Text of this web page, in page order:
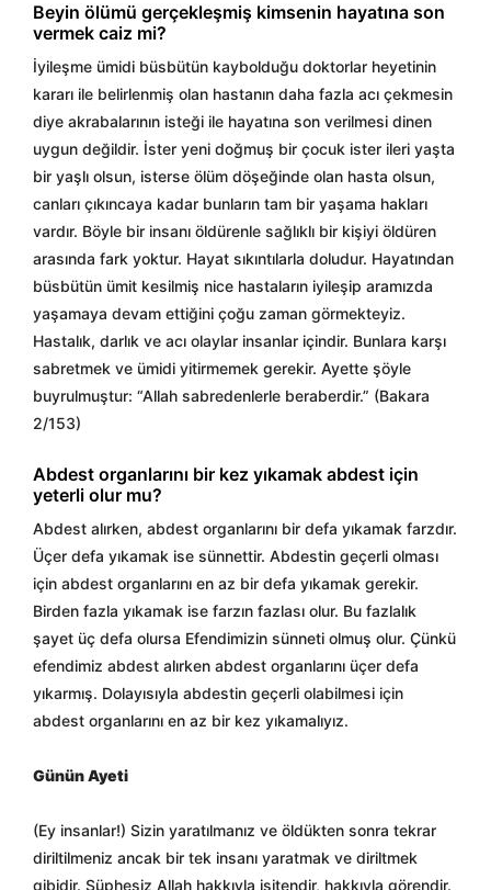
Beyin ölümü gerçekleşmiş kimsenin hayatına son
vermek caiz mi?
İyileşme ümidi büsbütün kaybolduğu doktorlar heyetinin
kararı ile belirlenmiş olan hastanın daha fazla acı çekmesin
diye akrabalarının isteği ile hayatına son verilmesi dinen
uygun değildir. İster yeni doğmuş bir çocuk ister ileri yaşta
bir yaşlı olsun, isterse ölüm döşeğinde olan hasta olsun,
canları çıkıncaya kadar bunların tam bir yaşama hakları
vardır. Böyle bir insanı öldürenle sağlıklı bir kişiyi öldüren
arasında fark yoktur. Hayat sıkıntılarla doludur. Hayatından
büsbütün ümit kesilmiş nice hastaların iyileşip aramızda
yaşamaya devam ettiğini çoğu zaman görmekteyiz.
Hastalık, darlık ve acı olaylar insanlar içindir. Bunlara karşı
sabretmek ve ümidi yitirmemek gerekir. Ayette şöyle
buyrulmuştur: “Allah sabredenlerle beraberdir.” (Bakara
2/153)
Abdest organlarını bir kez yıkamak abdest için
yeterli olur mu?
Abdest alırken, abdest organlarını bir defa yıkamak farzdır.
Üçer defa yıkamak ise sünnettir. Abdestin geçerli olması
için abdest organlarını en az bir defa yıkamak gerekir.
Birden fazla yıkamak ise farzın fazlası olur. Bu fazlalık
şayet üç defa olursa Efendimizin sünneti olmuş olur. Çünkü
efendimiz abdest alırken abdest organlarını üçer defa
yıkarmış. Dolayısıyla abdestin geçerli olabilmesi için
abdest organlarını en az bir kez yıkamalıyız.
Günün Ayeti
(Ey insanlar!) Sizin yaratılmanız ve öldükten sonra tekrar
diriltilmeniz ancak bir tek insanı yaratmak ve diriltmek
gibidir. Şüphesiz Allah hakkıyla işitendir, hakkıyla görendir.